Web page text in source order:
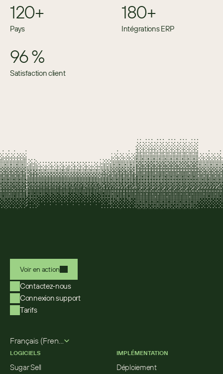
120+
Pays
180+
Intégrations ERP
96 %
Satisfaction client
Voir en action
Contactez-nous
Connexion support
Tarifs
Français (French)
LOGICIELS
Sugar Sell
IMPLÉMENTATION
Déploiement